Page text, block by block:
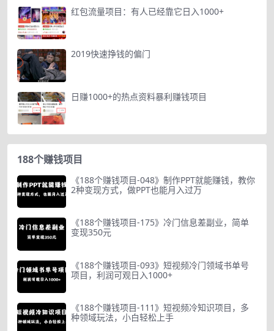
红包流量项目：有人已经靠它日入1000+
2019快速挣钱的偏门
日赚1000+的热点资料暴利赚钱项目
188个赚钱项目
《188个赚钱项目-048》制作PPT就能赚钱，教你
2种变现方式，做PPT也能月入过万
《188个赚钱项目-175》冷门信息差副业，简单
变现350元
《188个赚钱项目-093》短视频冷门领域书单号
项目，利润可观日入1000+
《188个赚钱项目-111》短视频冷知识项目，多
种领域玩法，小白轻松上手